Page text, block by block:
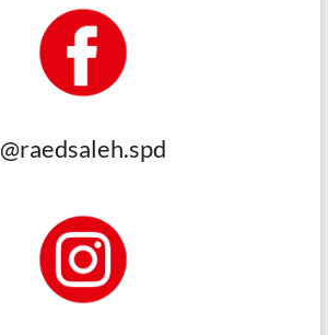
@raedsaleh.spd